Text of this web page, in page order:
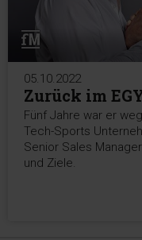
05.10.2022
Zurück im
Fünf Jahre war er
Tech-Sports
Senior Sales
und Ziele.